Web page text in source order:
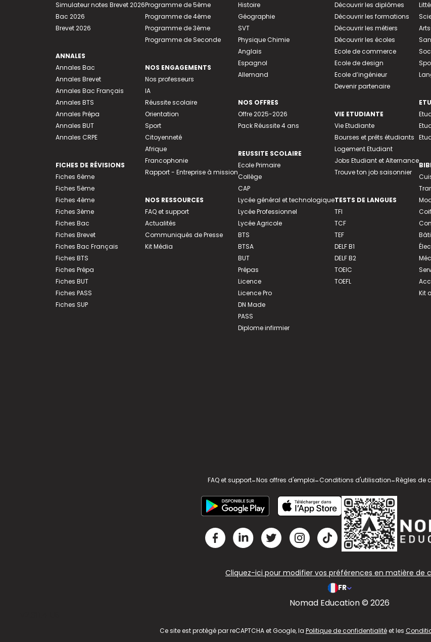
Simulateur notes Brevet 2026
Bac 2026
Brevet 2026
ANNALES
Annales Bac
Annales Brevet
Annales Bac Français
Annales BTS
Annales Prépa
Annales BUT
Annales CRPE
FICHES DE RÉVISIONS
Fiches 6ème
Fiches 5ème
Fiches 4ème
Fiches 3ème
Fiches Bac
Fiches Brevet
Fiches Bac Français
Fiches BTS
Fiches Prépa
Fiches BUT
Fiches PASS
Fiches SUP
Programme de 5ème
Programme de 4ème
Programme de 3ème
Programme de Seconde
NOS ENGAGEMENTS
Nos professeurs
IA
Réussite scolaire
Orientation
Sport
Citoyenneté
Afrique
Francophonie
Rapport - Entreprise à mission
NOS RESSOURCES
FAQ et support
Actualités
Communiqués de Presse
Kit Média
Histoire
Géographie
SVT
Physique Chimie
Anglais
Espagnol
Allemand
NOS OFFRES
Offre 2025-2026
Pack Réussite 4 ans
REUSSITE SCOLAIRE
Ecole Primaire
Collège
CAP
Lycée général et technologique
Lycée Professionnel
Lycée Agricole
BTS
BTSA
BUT
Prépas
Licence
Licence Pro
DN Made
PASS
Diplome infirmier
Découvrir les diplômes
Découvrir les formations
Découvrir les métiers
Découvrir les écoles
Ecole de commerce
Ecole de design
Ecole d’ingénieur
Devenir partenaire
VIE ETUDIANTE
Vie Etudiante
Bourses et prêts étudiants
Logement Etudiant
Jobs Etudiant et Alternance
Trouve ton job saisonnier
TESTS DE LANGUES
TFI
TCF
TEF
DELF B1
DELF B2
TOEIC
TOEFL
Kit
FAQ et support-Nos offres d'emploi-Conditions d'utilisation-Règles de
Cliquez-ici pour modifier vos préférences en matière de
FR
Nomad Education © 2026
Ce site est protégé par reCAPTCHA et Google, la Politique de confidentialitéet les